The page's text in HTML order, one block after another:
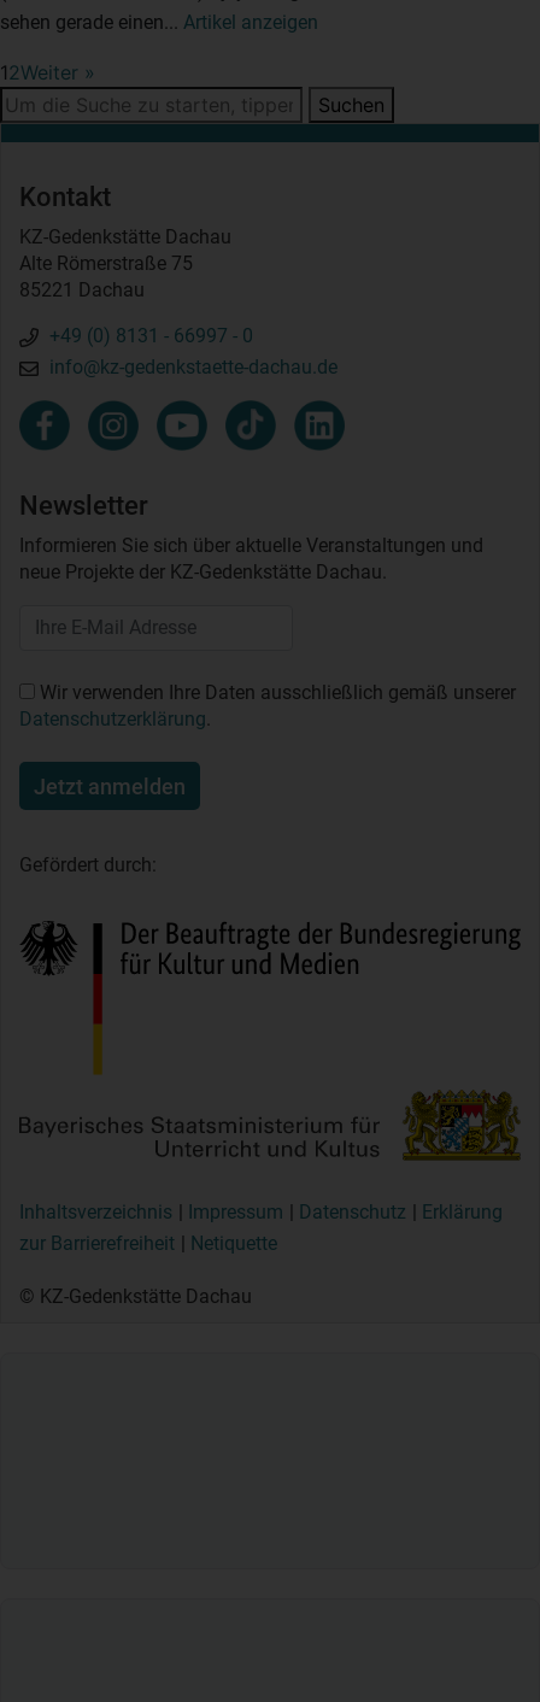
sehen gerade einen... Artikel anzeigen
12Weiter »
Suchen
Kontakt
KZ-Gedenkstätte Dachau
Alte Römerstraße 75
85221 Dachau
+49 (0) 8131 - 66997 - 0
info@kz-gedenkstaette-dachau.de
Newsletter
Informieren Sie sich über aktuelle Veranstaltungen und
neue Projekte der KZ-Gedenkstätte Dachau.
Wir verwenden Ihre Daten ausschließlich gemäß unserer
Datenschutzerklärung.
Jetzt anmelden
Gefördert durch:
Inhaltsverzeichnis Impressum Datenschutz
Erklärung
zur Barrierefreiheit
Netiquette
© KZ-Gedenkstätte Dachau